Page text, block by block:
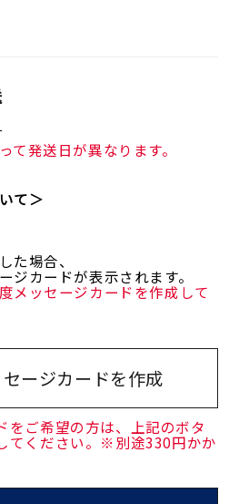
て発送日が異なります。
て＞
た場合、
ジカードが表示されます。
メッセージカードを作成して
ージカードを作成
をご希望の方は、上記のボタ
てください。※別途330円かか